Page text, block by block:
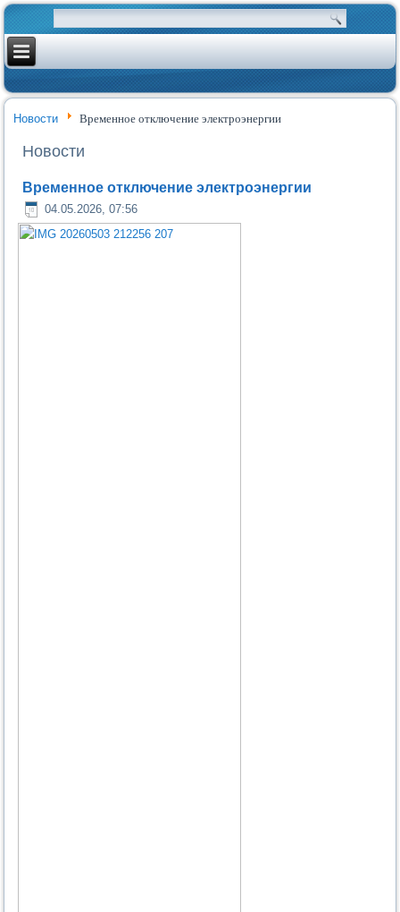
Новости Временное отключение электроэнергии
Новости
Временное отключение электроэнергии
04.05.2026, 07:56